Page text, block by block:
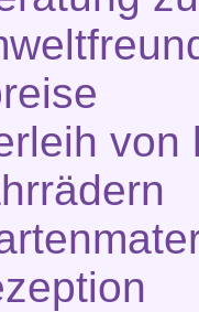
von